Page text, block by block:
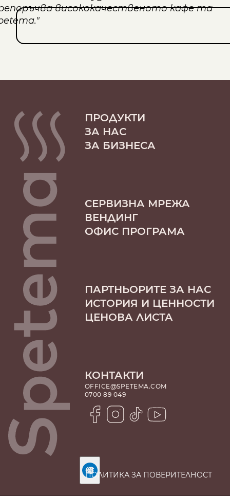
ПРОДУКТИ
ЗА НАС
ЗА БИЗНЕСА
СЕРВИЗНА МРЕЖА
ВЕНДИНГ
ОФИС ПРОГРАМА
ПАРТНЬОРИТЕ ЗА НАС
ИСТОРИЯ И ЦЕННОСТИ
ЦЕНОВА ЛИСТА
КОНТАКТИ
OFFICE@SPETEMA.COM
0700 89 049
ПОЛИТИКА ЗА ПОВЕРИТЕЛНОСТ